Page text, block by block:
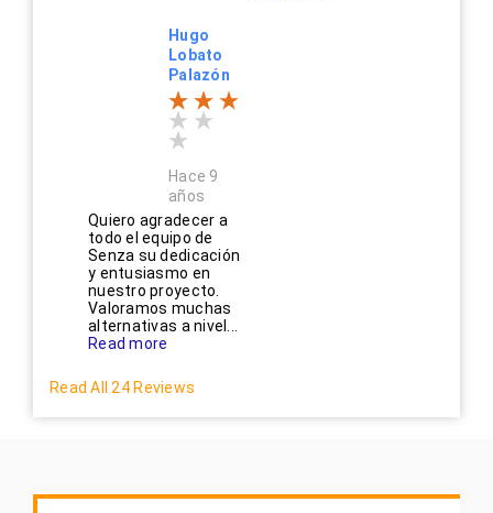
Hugo
Lobato
Palazón
Hace 9
años
Quiero agradecer a
todo el equipo de
Senza su dedicación
y entusiasmo en
nuestro proyecto.
Valoramos muchas
alternativas a nivel...
Read more
Read All 24 Reviews